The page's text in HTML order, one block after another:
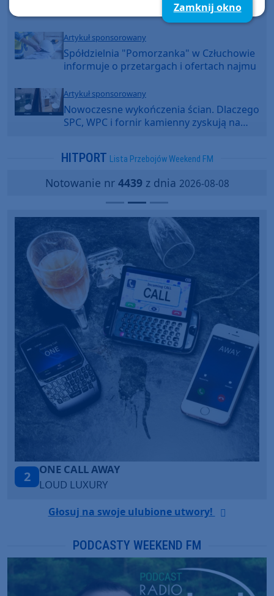
konkurs w Weekend FM
Artykuł sponsorowany
Spółdzielnia "Pomorzanka" w Człuchowie
informuje o przetargach i ofertach najmu
Artykuł sponsorowany
Nowoczesne wykończenia ścian. Dlaczego
SPC, WPC i fornir kamienny zyskują na
HITPORT Lista Przebojów Weekend FM
Notowanie nr 4439z dnia 2026-08-08
3
Talk To You
ANOTR ft. 54 Ultra
Głosuj na swoje ulubione utwory!
PODCASTY WEEKEND FM
Zamknij okno